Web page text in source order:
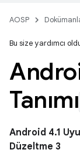
AOSP
Bu size yardımcı
Tanımı
Android 4.1
Düzeltme 3